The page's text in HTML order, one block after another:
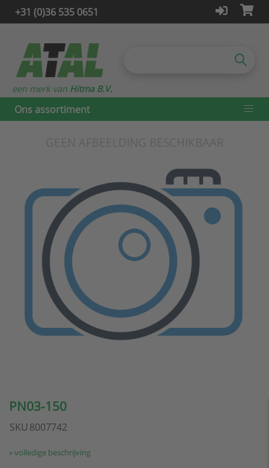
+31 (0)36 535 0651
Ons assortiment
een merk van Hitma B.V.
PN03-150
SKU 8007742
» volledige beschrijving